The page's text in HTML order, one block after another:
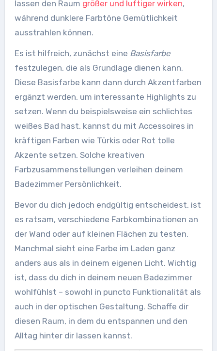
lassen den Raum größer und luftiger wirken,
während dunklere Farbtöne Gemütlichkeit
ausstrahlen können.
Es ist hilfreich, zunächst eine Basisfarbe
festzulegen, die als Grundlage dienen kann.
Diese Basisfarbe kann dann durch Akzentfarben
ergänzt werden, um interessante Highlights zu
setzen. Wenn du beispielsweise ein schlichtes
weißes Bad hast, kannst du mit Accessoires in
kräftigen Farben wie Türkis oder Rot tolle
Akzente setzen. Solche kreativen
Farbzusammenstellungen verleihen deinem
Badezimmer Persönlichkeit.
Bevor du dich jedoch endgültig entscheidest, ist
es ratsam, verschiedene Farbkombinationen an
der Wand oder auf kleinen Flächen zu testen.
Manchmal sieht eine Farbe im Laden ganz
anders aus als in deinem eigenen Licht. Wichtig
ist, dass du dich in deinem neuen Badezimmer
wohlfühlst – sowohl in puncto Funktionalität als
auch in der optischen Gestaltung. Schaffe dir
diesen Raum, in dem du entspannen und den
Alltag hinter dir lassen kannst.